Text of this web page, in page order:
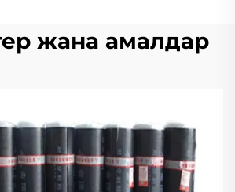
жана амалдар